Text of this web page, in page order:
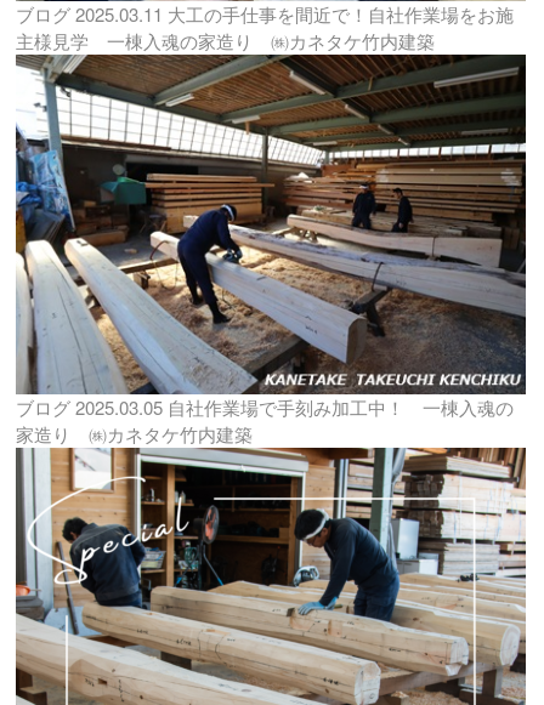
ブログ2025.03.11 大工の手仕事を間近で！自社作業場をお施
主様見学 一棟入魂の家造り ㈱カネタケ竹内建築
ブログ2025.03.05 自社作業場で手刻み加工中！ 一棟入魂の
家造り ㈱カネタケ竹内建築